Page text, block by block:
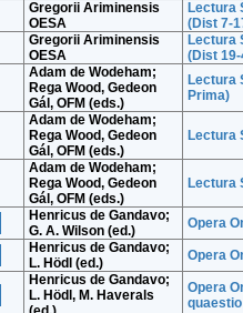
Gregorii Ariminensis
OESA
Lectura
(Dist 7-
Gregorii Ariminensis
OESA
Lectura
(Dist 19-
Adam de Wodeham;
Rega Wood, Gedeon
Gál, OFM (eds.)
Lectura
Prima)
Adam de Wodeham;
Rega Wood, Gedeon
Gál, OFM (eds.)
Lectura
Adam de Wodeham;
Rega Wood, Gedeon
Gál, OFM (eds.)
Lectura
Henricus de Gandavo;
G. A. Wilson (ed.)
Opera
Henricus de Gandavo;
L. Hödl (ed.)
Opera
Henricus de Gandavo;
L. Hödl, M. Haverals
Opera